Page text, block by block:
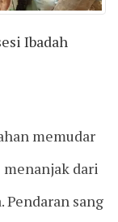
Ibadah
memudar
dari
Pendaran sang